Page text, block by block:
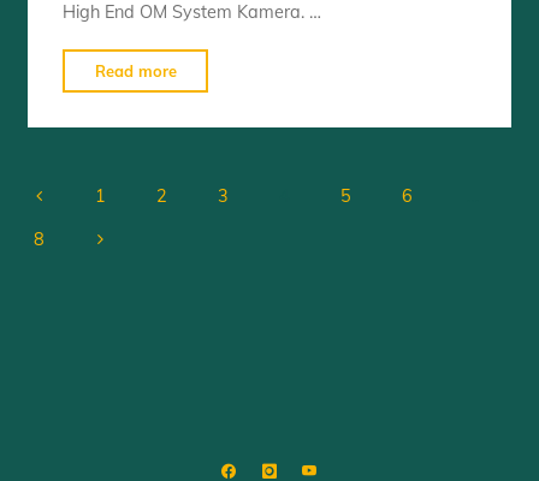
High End OM System Kamera. …
Read more
Wünsche
für
neue
Posts
1 2 3 5 6
8